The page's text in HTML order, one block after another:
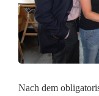
e
k
t
Nach dem